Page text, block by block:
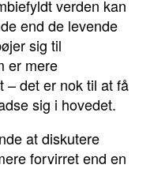
verden kan
end de levende
sig til
er mere
det er nok til at få
sig i hovedet.
at diskutere
forvirret end en